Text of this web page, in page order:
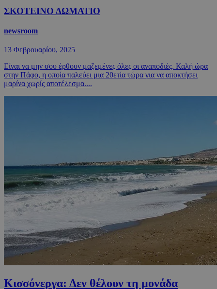
ΣΚΟΤΕΙΝΟ ΔΩΜΑΤΙΟ
newsroom
13 Φεβρουαρίου, 2025
Είναι να μην σου έρθουν μαζεμένες όλες οι αναποδιές. Καλή ώρα
στην Πάφο, η οποία παλεύει μια 20ετία τώρα για να αποκτήσει
μαρίνα χωρίς αποτέλεσμα....
Κισσόνεργα: Δεν θέλουν τη μονάδα